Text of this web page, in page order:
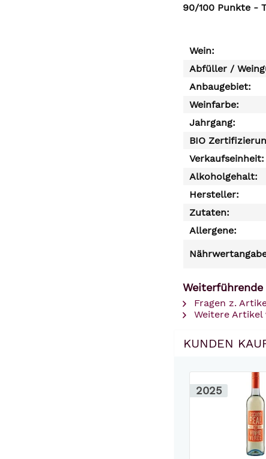
90/100 Punkte -
Wein:
Abfüller /
Anbaugebiet:
Weinfarbe:
Jahrgang:
BIO
Verkaufseinheit:
Alkoholgehalt:
Hersteller:
Zutaten:
Allergene:
Fragen z.
Weitere Artikel
KUNDEN
2025